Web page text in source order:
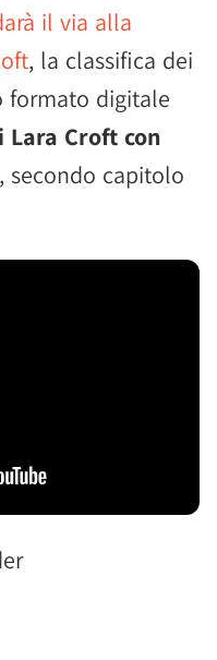
il via alla
, la classifica dei
formato digitale
Croft con
, secondo capitolo